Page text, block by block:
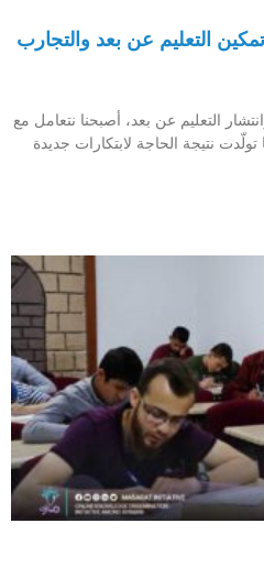
التعليم عن بعد والتجارب
التعليم عن بعد، أصبحنا نتعامل مع
نتيجة الحاجة لابتكارات جديدة